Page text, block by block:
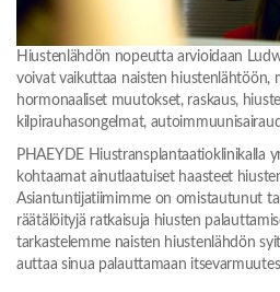
Hiustenlähdön nopeutta arvioidaan
voivat vaikuttaa naisten hiustenlähtöön,
hormonaaliset muutokset, raskaus,
kilpirauhasongelmat,
PHAEYDE Hiustransplantaatioklinikalla
kohtaamat ainutlaatuiset haasteet
Asiantuntijatiimimme on omistautunut
räätälöityjä ratkaisuja hiusten
tarkastelemme naisten hiustenlähdön
auttaa sinua palauttamaan